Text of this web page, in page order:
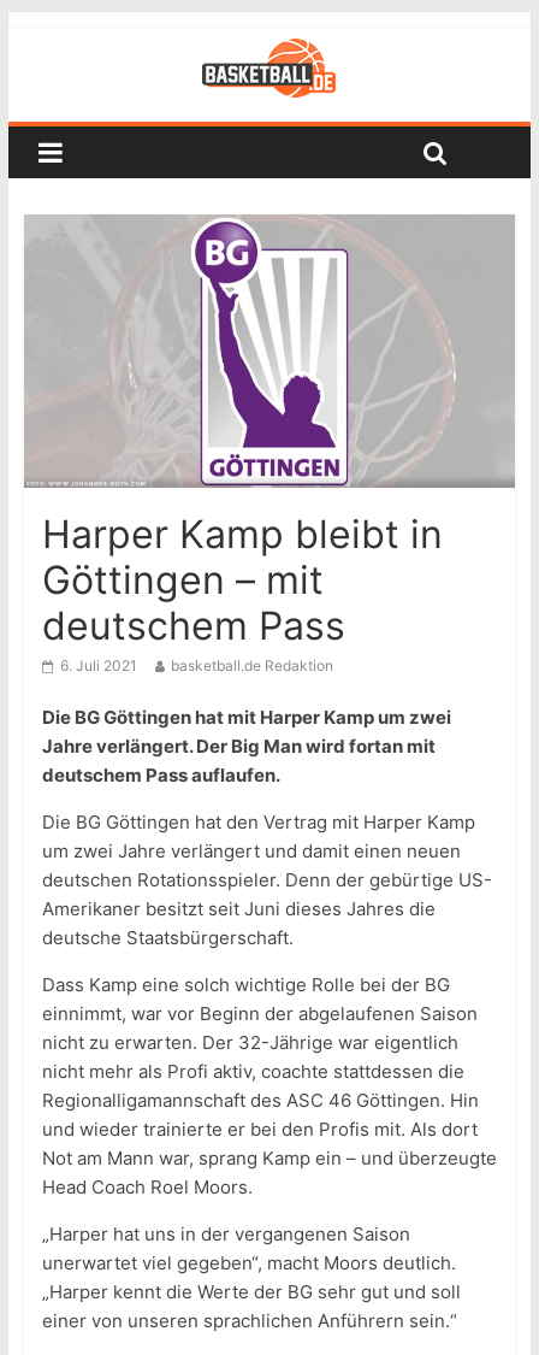
Harper Kamp bleibt in
Göttingen – mit
deutschem Pass
6. Juli 2021 basketball.de Redaktion
Die BG Göttingen hat mit Harper Kamp um zwei
Jahre verlängert. Der Big Man wird fortan mit
deutschem Pass auflaufen.
Die BG Göttingen hat den Vertrag mit Harper Kamp
um zwei Jahre verlängert und damit einen neuen
deutschen Rotationsspieler. Denn der gebürtige US-
Amerikaner besitzt seit Juni dieses Jahres die
deutsche Staatsbürgerschaft.
Dass Kamp eine solch wichtige Rolle bei der BG
einnimmt, war vor Beginn der abgelaufenen Saison
nicht zu erwarten. Der 32-Jährige war eigentlich
nicht mehr als Profi aktiv, coachte stattdessen die
Regionalligamannschaft des ASC 46 Göttingen. Hin
und wieder trainierte er bei den Profis mit. Als dort
Not am Mann war, sprang Kamp ein – und überzeugte
Head Coach Roel Moors.
„Harper hat uns in der vergangenen Saison
unerwartet viel gegeben“, macht Moors deutlich.
„Harper kennt die Werte der BG sehr gut und soll
einer von unseren sprachlichen Anführern sein.“